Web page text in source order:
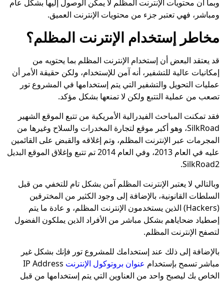
وبما أن محتويات الإنترنت المظلم لا يمكن الوصول إليها بشكل عام
ومباشر، فهي تعتبر جزء من محتويات الإنترنت العميق.
مخاطر إستخدام الإنترنت المظلم؟
قد يعتقد البعض أن إستخدام الإنترنت المظلم بما يحتويه من
إمكانيات عالية للتشفير، أنه آمن للإستخدام، ولكن حقيقة الأمر أن
عمليات التحويل والتشفير التي يتم إستخدامها في المشروع تور
تصعب من عملية التتبع ولكن لا تمنعها بشكل مؤكد.
فقد تمكنت المباحث الفيدرالية الأمريكية من تتبع الموقع الشهير
SilkRoad، وهو أكبر موقع لتجارة المخدرات والسلاح وغيرها من
المجرمات عبر الإنترنت المظلم، وتم إغلاقه والقبض على القائمين
عليه في العام 2013، وفي العام 2014 تم تتبع وإغلاق الموقع البديل
SilkRoad2.
وبالتالي لا يعتبر الإنترنت المظلم آمن بشكل تام للتخفي من قبل
السلطات القانونية، بالإضافة إلى وجود الكثير من المخترقين
(Hackers) الذين يستخدمون الإنترنت المظلم، و عادة ما يتم
إصطياد ضحاياهم بشكل مباشر من الأفراد الذين يملكون الفضول
لتصفح الإنترنت المظلم.
بالإضافة إلى ذلك عند إستخدامك للمشروع تور فإنك بشكل غير
مباشر تسمح بإستخدام عنوان بروتوكول الإنترنت IP Address
الخاص بك ليصبح واحد من العناوين التي يتم إستخدامها من قبل